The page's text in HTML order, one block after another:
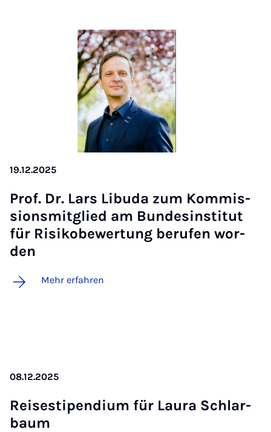
19.12.2025
Prof. Dr. Lars Li­bu­da zum Kom­mis­
si­ons­mit­glied am Bun­des­in­sti­tut
für Ri­si­ko­be­wer­tung be­ru­fen wor­
den
Mehr erfahren
08.12.2025
Rei­ses­ti­pen­di­um für Lau­ra Schla­r­
baum